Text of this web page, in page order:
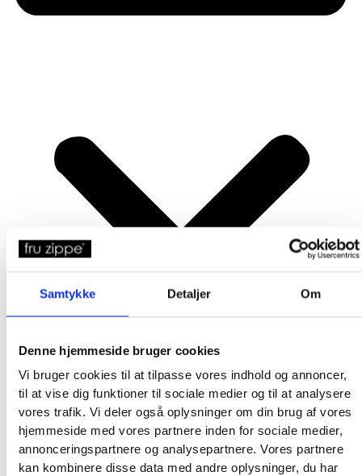
Samtykke Detaljer Om
Denne hjemmeside bruger cookies
Vi bruger cookies til at tilpasse vores indhold og annoncer,
til at vise dig funktioner til sociale medier og til at analysere
vores trafik. Vi deler også oplysninger om din brug af vores
hjemmeside med vores partnere inden for sociale medier,
annonceringspartnere og analysepartnere. Vores partnere
kan kombinere disse data med andre oplysninger, du har
Produkter